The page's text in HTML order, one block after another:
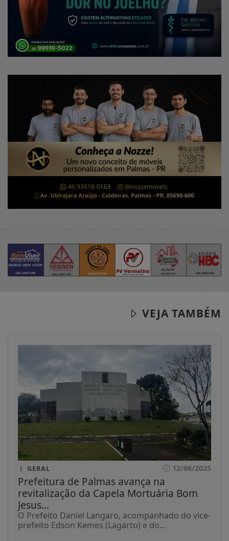
VEJA TAMBÉM
GERAL 12/06/2025
Prefeitura de Palmas avança na
revitalização da Capela Mortuária Bom
Jesus...
O Prefeito Daniel Langaro, acompanhado do vice-
prefeito Edson Kemes (Lagarto) e do...